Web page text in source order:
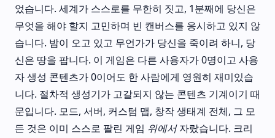
었습니다. 세계가 스스로를 무한히 짓고, 1분째에 당신은
무엇을 해야 할지 고민하며 빈 캔버스를 응시하고 있지 않
습니다. 밤이 오고 있고 무언가가 당신을 죽이려 하니, 당
신은 땅을 팝니다. 이 게임은 다른 사용자가 0명이고 사용
자 생성 콘텐츠가 0이어도 한 사람에게 영원히 재미있습
니다. 절차적 생성기가 고갈되지 않는 콘텐츠 기계이기 때
문입니다. 모드, 서버, 커스텀 맵, 창작 생태계 전체, 그 모
든 것은 이미 스스로 팔린 게임 위에서자랐습니다. 크리